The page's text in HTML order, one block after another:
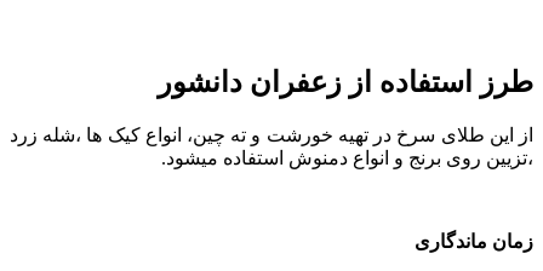
طرز استفاده از زعفران دانشور
از این طلای سرخ در تهیه خورشت و ته چین، انواع کیک ها ،شله زرد
،تزیین روی برنج و انواع دمنوش استفاده میشود.
زمان ماندگاری